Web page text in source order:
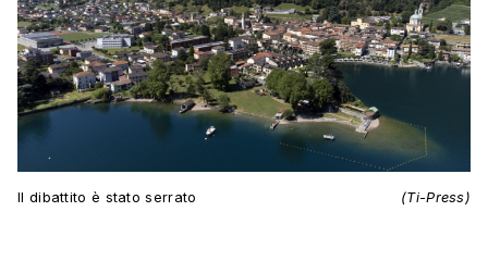
Il dibattito è stato serrato (Ti-Press)